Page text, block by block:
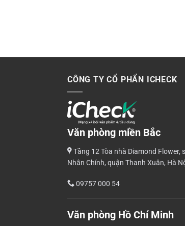
CÔNG TY CỔ PHẨN ICHECK
Văn phòng miền Bắc
Tầng 12 Tòa nhà Diamond Flower,
Nhân Chính, quận Thanh Xuân, Hà
09757 000 54
Văn phòng Hồ Chí Minh